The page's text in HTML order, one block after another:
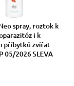
spray, roztok k
i k
příbytků zvířat
05/2026 SLEVA